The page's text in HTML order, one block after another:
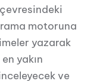
motoruna
yazarak
yakın
ve